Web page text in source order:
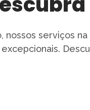
nossos serviços
excepcionais.